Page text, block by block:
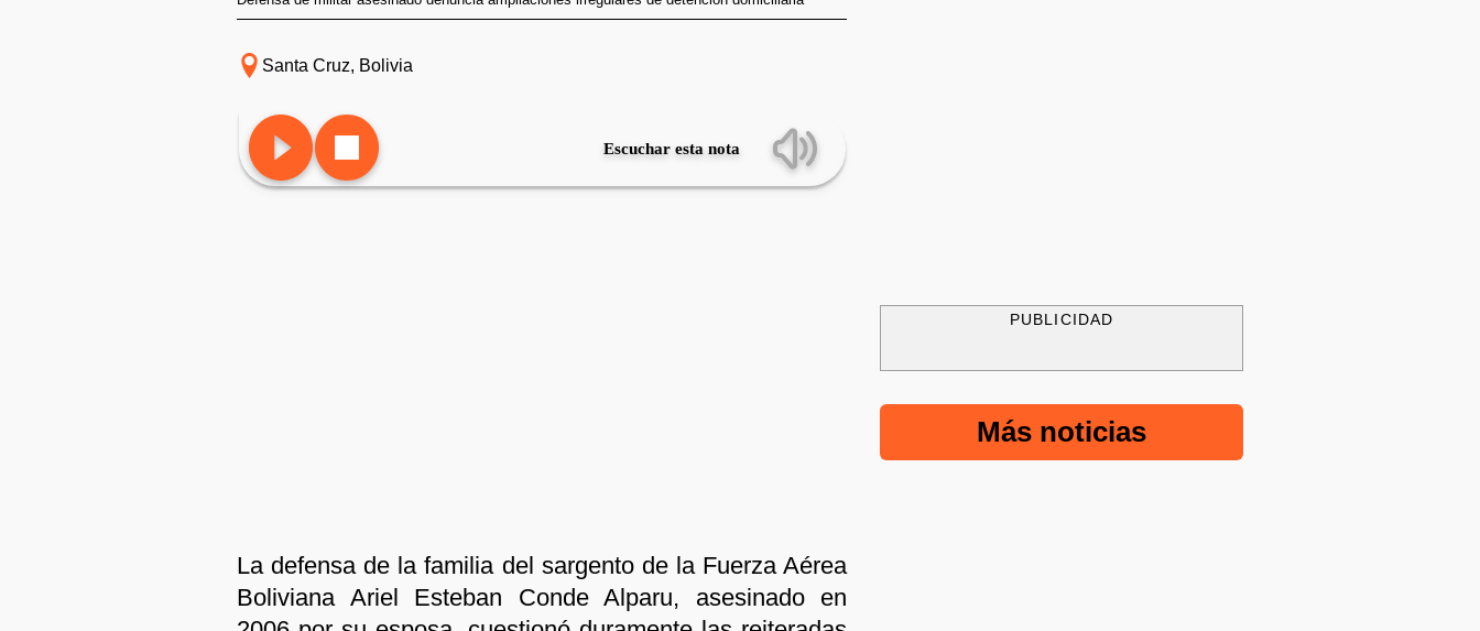
Santa Cruz, Bolivia
Escuchar esta nota
La defensa de la familia del sargento de la Fuerza Aérea
Boliviana Ariel Esteban Conde Alparu, asesinado en
PUBLICIDAD
Más noticias